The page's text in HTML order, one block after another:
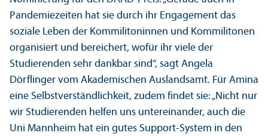
Pandemiezeiten hat sie durch ihr Engagement das
soziale Leben der Kommilitoninnen und Kommilitonen
organisiert und bereichert, wofür ihr viele der
Studierenden sehr dankbar sind“, sagt Angela
Dörflinger vom Akademischen Auslands­amt. Für Amina
eine Selbstverständlichkeit, zudem findet sie: „Nicht nur
wir Studierenden helfen uns unter­einander, auch die
Uni Mannheim hat ein gutes Support-System in den